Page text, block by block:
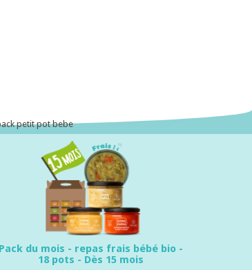
Pack du mois - repas frais bébé bio -
18 pots - Dès 15 mois